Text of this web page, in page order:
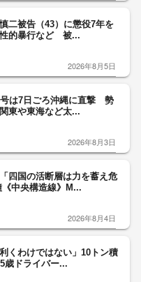
二被告（43）に懲役7年を
的暴行など 被...
2026年8月5日
号は7日ごろ沖縄に直撃 勢
東や東海など太...
2026年8月3日
四国の活断層は力を蓄え危
中央構造線》M...
2026年8月4日
くわけではない」10トン積
ドライバー...